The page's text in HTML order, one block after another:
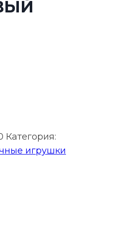
Категория:
игрушки